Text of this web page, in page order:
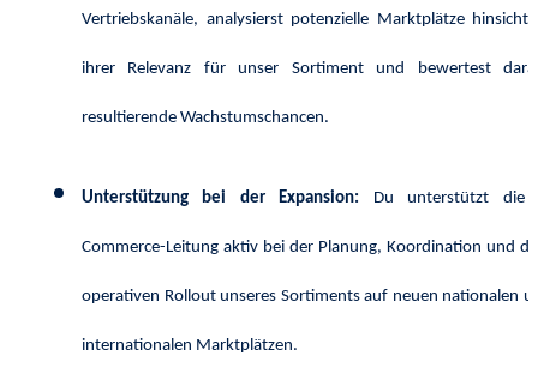
Vertriebskanäle, analysierst potenzielle Marktplätze
ihrer Relevanz für unser Sortiment und bewertest
resultierende Wachstumschancen.
Unterstützung bei der Expansion: Du unterstützt die
Commerce-Leitung aktiv bei der Planung, Koordination und
operativen Rollout unseres Sortiments auf neuen nationalen
internationalen Marktplätzen.